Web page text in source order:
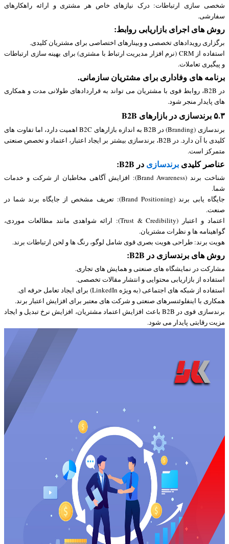
شخصی سازی ارتباطات: درک نیازهای خاص هر مشتری و ارائه راهکارهای
سفارشی.
روش های اجرای بازاریابی روابط:
برگزاری رویدادهای تخصصی و وبینارهای اختصاصی برای مشتریان کلیدی.
استفاده از CRM (نرم افزار مدیریت ارتباط با مشتری) برای بهینه سازی ارتباطات
و پیگیری تعاملات.
برنامه های وفاداری برای مشتریان سازمانی.
در B2B، روابط قوی با مشتریان می تواند به قراردادهای طولانی مدت و همکاری
های پایدار منجر شود.
۵.۳ برندسازی در بازارهای B2B
برندسازی (Branding) در B2B به اندازه بازارهای B2C اهمیت دارد، اما تفاوت های
کلیدی با آن دارد. در B2B، برندسازی بیشتر بر ایجاد اعتبار، اعتماد و تخصص صنعتی
متمرکز است.
عناصر کلیدیبرندسازیدر B2B:
شناخت برند (Brand Awareness): افزایش آگاهی مخاطبان از شرکت و خدمات
شما.
جایگاه یابی برند (Brand Positioning): تعریف مشخص از جایگاه برند شما در
صنعت.
اعتماد و اعتبار (Trust & Credibility): ارائه شواهدی مانند مطالعات موردی،
گواهینامه ها و نظرات مشتریان.
هویت برند: طراحی هویت بصری قوی شامل لوگو، رنگ ها و لحن ارتباطات برند.
روش های برندسازی در B2B:
مشارکت در نمایشگاه های صنعتی و همایش های تجاری.
استفاده از بازاریابی محتوایی و انتشار مقالات تخصصی.
استفاده از شبکه های اجتماعی (به ویژه LinkedIn) برای ایجاد تعامل حرفه ای.
همکاری با اینفلوئنسرهای صنعتی و شرکت های معتبر برای افزایش اعتبار برند.
برندسازی قوی در B2B باعث افزایش اعتماد مشتریان، افزایش نرخ تبدیل و ایجاد
مزیت رقابتی پایدار می شود.